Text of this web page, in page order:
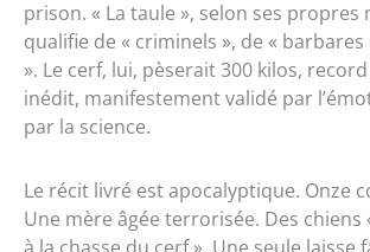
prison. « La taule », selon ses propres
qualifie de « criminels », de « barbares
». Le cerf, lui, pèserait 300 kilos,
inédit, manifestement validé par
par la science.
Le récit livré est apocalyptique. Onze
Une mère âgée terrorisée. Des chiens